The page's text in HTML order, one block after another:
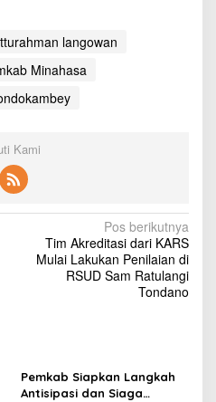
langowan
Minahasa
Kami
Pos berikutnya
Tim Akreditasi dari KARS
Mulai Lakukan Penilaian di
RSUD Sam Ratulangi
Tondano
Pemkab Siapkan Langkah
Antisipasi dan Siaga